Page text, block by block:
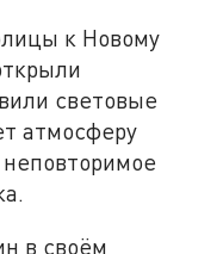
к Новому
световые
атмосферу
в своём